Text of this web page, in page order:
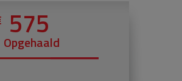
575
Opgehaald